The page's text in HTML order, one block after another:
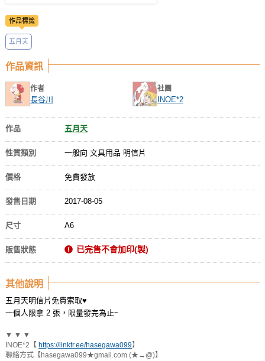
作品標籤
五月天
作品資訊
作者
長谷川
社團
INOE*2
作品 五月天
性質類別 一般向 文具用品 明信片
價格 免費發放
發售日期 2017-08-05
尺寸 A6
販售狀態 已完售不會加印(製)
其他說明
五月天明信片免費索取♥
一個人限拿 2 張，限量發完為止~
▼ ▼ ▼
INOE*2【 https://linktr.ee/hasegawa099】
聯絡方式【hasegawa099★gmail.com (★→@)】